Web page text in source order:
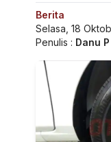
Berita
Selasa, 18
Penulis : Danu